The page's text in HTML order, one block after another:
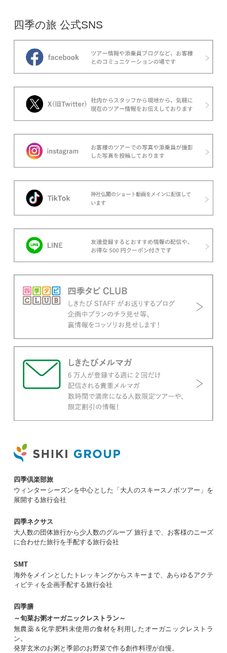
四季の旅 公式SNS
四季倶楽部旅
ウィンターシーズンを中心とした「大人のスキースノボツアー」を
展開する旅行会社
四季ネクサス
大人数の団体旅行から少人数のグループ 旅行まで、お客様のニーズ
に合わせた旅行を手配する旅行会社
SMT
海外をメインとしたトレッキングからスキーまで、あらゆるアクテ
ィビティを企画手配する旅行会社
四季膳
～旬菜お粥オーガニックレストラン～
無農薬＆化学肥料未使用の食材を利用したオーガニックレストラ
ン。
発芽玄米のお粥と季節のお野菜で作る創作料理が自慢。